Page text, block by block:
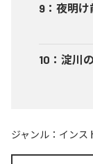
9 ： 夜明け
10 ： 淀川
ジャンル： インス